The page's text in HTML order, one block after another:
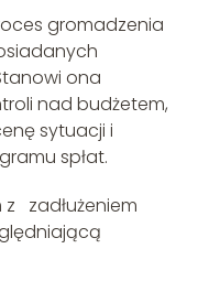
gromadzenia
ona
nad budżetem,
sytuacji i
spłat.
zadłużeniem